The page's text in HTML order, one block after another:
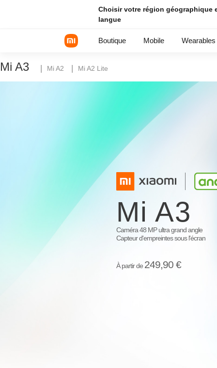
Choisir votre région géographique
langue
Boutique Mobile Wearables
Mi A3 | Mi A2 | Mi A2 Lite
Mi A3
Caméra 48 MP ultra grand angle
Capteur d'empreintes sous l'écran
À partir de 249,90 €